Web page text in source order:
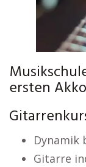
ersten
Dynamik
Gitarre